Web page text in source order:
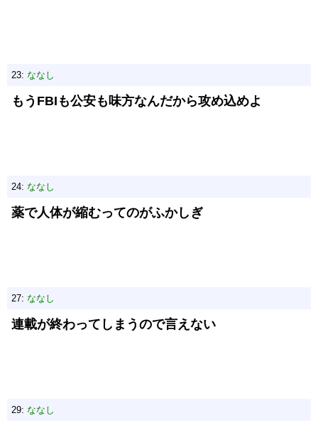
23: ななし
もうFBIも公安も味方なんだから攻め込めよ
24: ななし
薬で人体が縮むってのがふかしぎ
27: ななし
連載が終わってしまうので言えない
29: ななし